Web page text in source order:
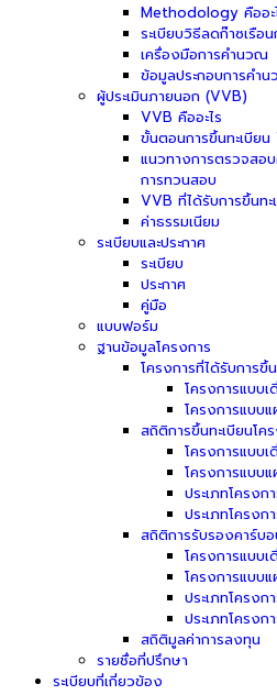
Methodology คืออะ
ระเบียบวิธีลดก๊าซเรือน
เครื่องมือการคำนวณ
ข้อมูลประกอบการคำ
ผู้ประเมินภายนอก (VVB)
VVB คืออะไร
ขั้นตอนการขึ้นทะเบียน
แนวทางการตรวจสอบ
การทวนสอบ
VVB ที่ได้รับการขึ้นทะ
ค่าธรรมเนียม
ระเบียบและประกาศ
ระเบียบ
ประกาศ
คู่มือ
แบบฟอร์ม
ฐานข้อมูลโครงการ
โครงการที่ได้รับการขึ้
โครงการแบบ
โครงการแบบ
สถิติการขึ้นทะเบียนโค
โครงการแบบ
โครงการแบบ
ประเภทโครง
ประเภทโครง
สถิติการรับรองคาร์บ
โครงการแบบ
โครงการแบบ
ประเภทโครง
ประเภทโครง
สถิติมูลค่าการลงทุน
รายชื่อที่ปรึกษา
ระเบียบที่เกี่ยวข้อง